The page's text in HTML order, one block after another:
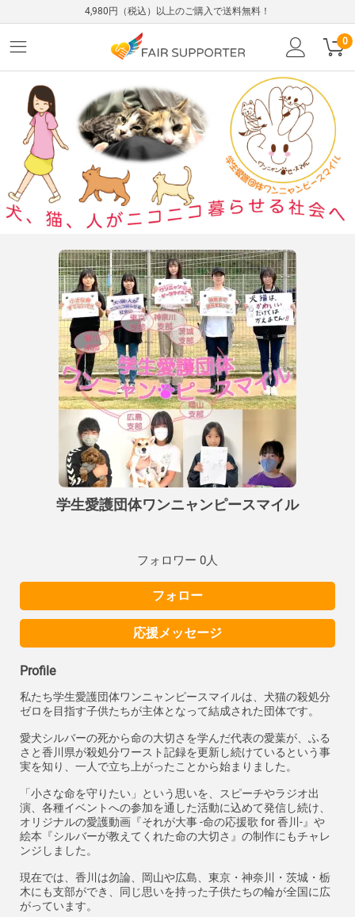
4,980円（税込）以上のご購入で送料無料！
0
学生愛護団体ワンニャンピースマイル
フォロワー 0人
フォロー
応援メッセージ
Profile
私たち学生愛護団体ワンニャンピースマイルは、犬猫の殺処分
ゼロを目指す子供たちが主体となって結成された団体です。
愛犬シルバーの死から命の大切さを学んだ代表の愛葉が、ふる
さと香川県が殺処分ワースト記録を更新し続けているという事
実を知り、一人で立ち上がったことから始まりました。
「小さな命を守りたい」という思いを、スピーチやラジオ出
演、各種イベントへの参加を通した活動に込めて発信し続け、
オリジナルの愛護動画『それが大事 -命の応援歌 for 香川-』や
絵本『シルバーが教えてくれた命の大切さ』の制作にもチャレ
ンジしました。
現在では、香川は勿論、岡山や広島、東京・神奈川・茨城・栃
木にも支部ができ、同じ思いを持った子供たちの輪が全国に広
がっています。